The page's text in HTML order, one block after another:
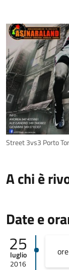
Street 3vs3 Porto
A chi è
Date e
25
luglio
2016